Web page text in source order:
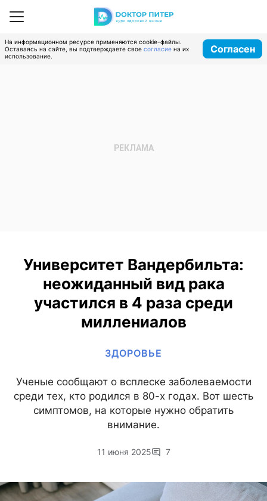
На информационном ресурсе применяются cookie-файлы.
Оставаясь на сайте, вы подтверждаете свое согласие на их
использование.
Согласен
Университет Вандербильта:
неожиданный вид рака
участился в 4 раза среди
миллениалов
ЗДОРОВЬЕ
Ученые сообщают о всплеске заболеваемости
среди тех, кто родился в 80-х годах. Вот шесть
симптомов, на которые нужно обратить
внимание.
11 июня 2025 7